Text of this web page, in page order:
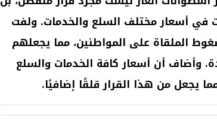
في أسعار مختلف السلع والخدمات. ولفت
الملقاة على المواطنين، مما يجعلهم
وأضاف أن أسعاركافة الخدمات والسلع
يجعل من هذا القرارقلقًا إضافيًا.